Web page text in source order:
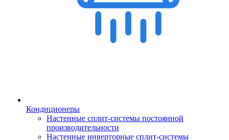
Кондиционеры
Настенные сплит-системы постоянной
производительности
Настенные инверторные сплит-системы